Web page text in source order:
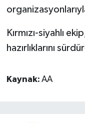
Kırmızı-siyahlı
hazırlıklarını
Kaynak: AA